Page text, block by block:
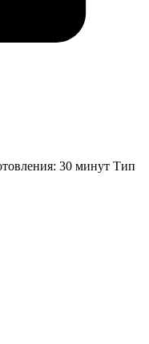
30 минут Тип